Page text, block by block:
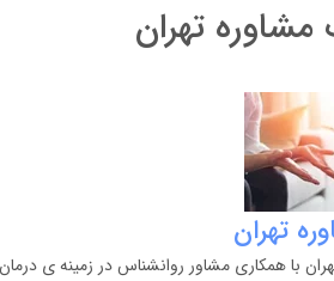
مشاوره تهران
تهران
با همکاری مشاور روانشناس در زمینه ی